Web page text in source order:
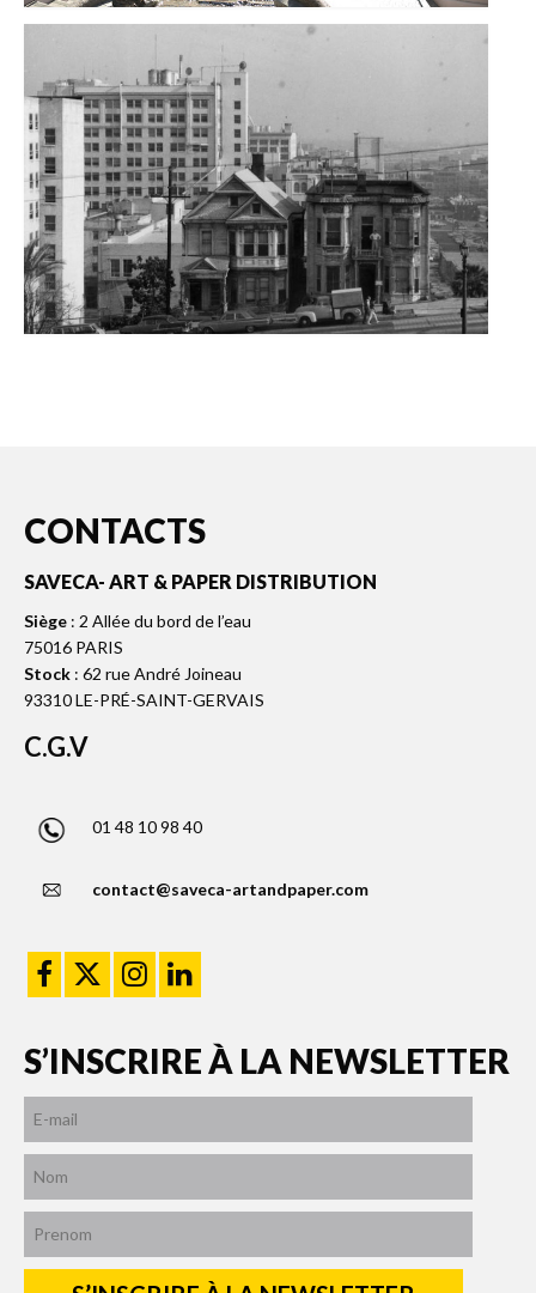
CONTACTS
SAVECA- ART & PAPER DISTRIBUTION
Siège : 2 Allée du bord de l’eau
75016 PARIS
Stock : 62 rue André Joineau
93310 LE-PRÉ-SAINT-GERVAIS
C.G.V
01 48 10 98 40
contact@saveca-artandpaper.com
S’INSCRIRE À LA NEWSLETTER